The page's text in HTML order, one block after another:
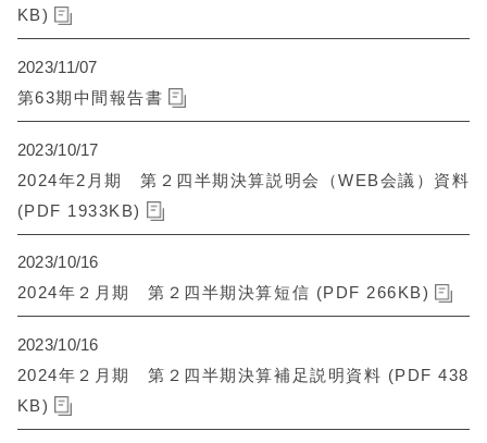
KB)
2023/11/07
第63期中間報告書
2023/10/17
2024年2月期 第２四半期決算説明会（WEB会議）資料
(PDF 1933KB)
2023/10/16
2024年２月期 第２四半期決算短信 (PDF 266KB)
2023/10/16
2024年２月期 第２四半期決算補足説明資料 (PDF 438
KB)